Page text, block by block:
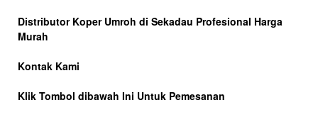
Distributor Koper Umroh di Sekadau Profesional Harga
Murah
Kontak Kami
Klik Tombol dibawah Ini Untuk Pemesanan